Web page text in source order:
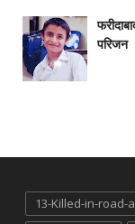
परिजन
13-Killed-in-road-